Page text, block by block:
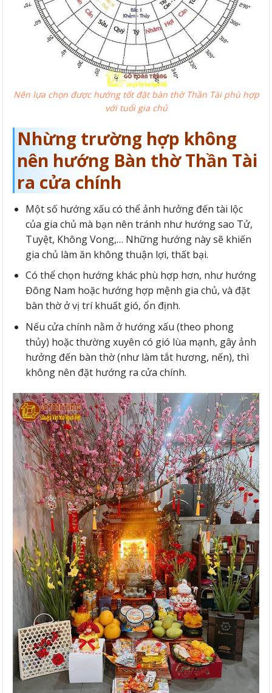
Nên lựa chọn được hướng tốt đặt bàn thờ Thần Tài phù hợp
với tuổi gia chủ
Nhừng trường hợp không
nên hướng Bàn thờ Thần Tài
ra cửa chính
Một số hướng xấu có thể ảnh hưởng đến tài lộc
của gia chủ mà bạn nên tránh như hướng sao Tử,
Tuyệt, Không Vong,… Những hướng này sẽ khiến
gia chủ làm ăn không thuận lợi, thất bại.
Có thể chọn hướng khác phù hợp hơn, như hướng
Đông Nam hoặc hướng hợp mệnh gia chủ, và đặt
bàn thờ ở vị trí khuất gió, ổn định.
Nếu cửa chính nằm ở hướng xấu (theo phong
thủy) hoặc thường xuyên có gió lùa mạnh, gây ảnh
hưởng đến bàn thờ (như làm tắt hương, nến), thì
không nên đặt hướng ra cửa chính.